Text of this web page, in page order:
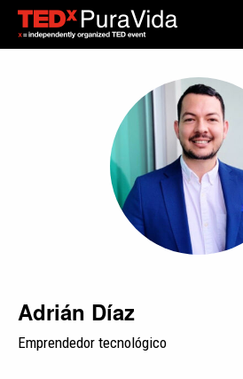
Adrián Díaz
Emprendedor tecnológico